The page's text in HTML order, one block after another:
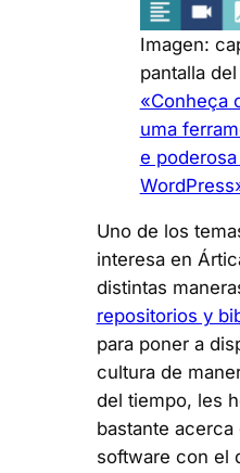
Imagen:
pantalla
«Conheça
uma
e poderosa
Uno de los
interesa en
distintas
repositorios y
para poner a
cultura de
del tiempo, les
bastante acerca
software con el